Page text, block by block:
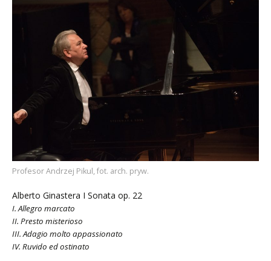
Profesor Andrzej Pikul, fot. arch. pryw.
Alberto Ginastera I Sonata op. 22
I. Allegro marcato
II. Presto misterioso
III. Adagio molto appassionato
IV. Ruvido ed ostinato